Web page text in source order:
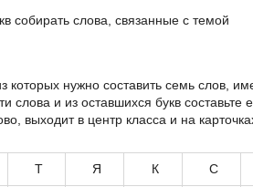
собирать слова, связанные с темой
которых нужно составить семь слов,
слова и из оставшихся букв составьте
выходит в центр класса и на
Т Я К С